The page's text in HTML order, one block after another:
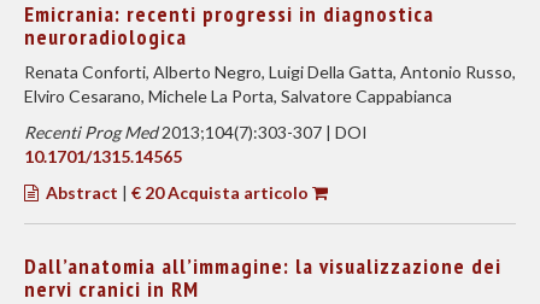
Emicrania: recenti progressi in diagnostica
neuroradiologica
Renata Conforti, Alberto Negro, Luigi Della Gatta, Antonio Russo,
Elviro Cesarano, Michele La Porta, Salvatore Cappabianca
Recenti Prog Med2013;104(7):303-307 | DOI
10.1701/1315.14565
Abstract | € 20 Acquista articolo
Dall’anatomia all’immagine: la visualizzazione dei
nervi cranici in RM